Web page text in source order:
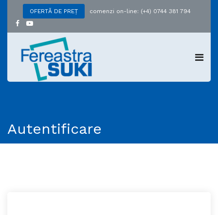
OFERTĂ DE PREȚ comenzi on-line: (+4) 0744 381 794
Autentificare